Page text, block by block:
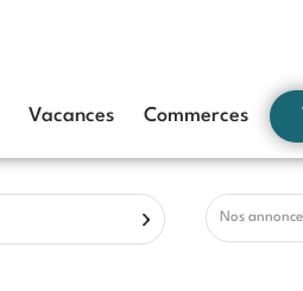
Vacances Commerces
Nos